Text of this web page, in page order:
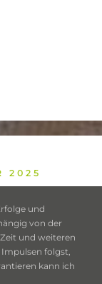
2025
und
von der
und weiteren
folgst,
kann ich